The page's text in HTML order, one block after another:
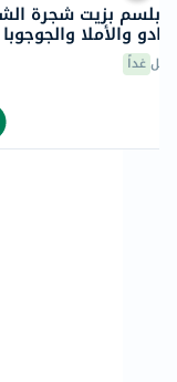
بلسم بزيت شجرة
والأملا والجوجوبا
غداً